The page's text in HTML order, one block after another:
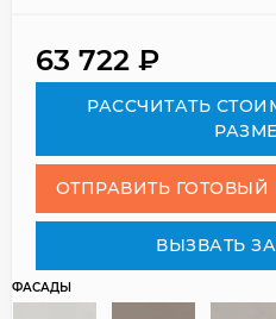
63 722 ₽
РАСCЧИТАТЬ
ОТПРАВИТЬ ГОТОВЫЙ
ВЫЗВАТЬ
ФАСАДЫ